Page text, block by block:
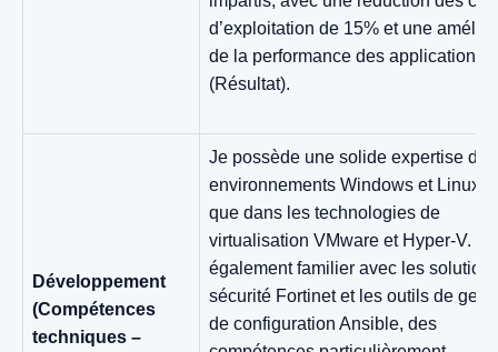
d’exploitation de 15% et une
de la performance des applications
(Résultat).
Développement
(Compétences
techniques –
Je possède une solide expertise
environnements Windows et Linux,
que dans les technologies de
virtualisation VMware et Hyper-V.
également familier avec les
sécurité Fortinet et les outils de
de configuration Ansible, des